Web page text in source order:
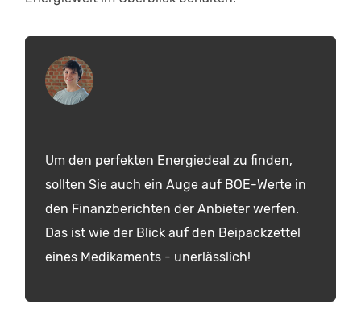
Um den perfekten Energiedeal zu finden,
sollten Sie auch ein Auge auf BOE-Werte in
den Finanzberichten der Anbieter werfen.
Das ist wie der Blick auf den Beipackzettel
eines Medikaments - unerlässlich!